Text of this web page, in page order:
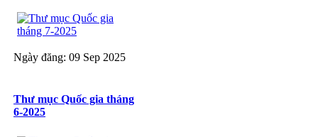
Ngày đăng: 09 Sep 2025
Thư mục Quốc gia tháng
6-2025